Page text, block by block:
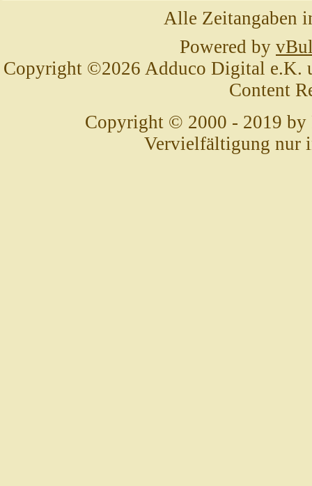
Alle Zeitangaben
Powered by
Copyright ©2026 Adduco Digital e.K.
Content
Copyright © 2000 - 2019 by
Vervielfältigung nur